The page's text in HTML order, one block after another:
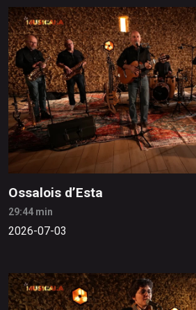
Ossalois d’Esta
29:44 min
2026-07-03